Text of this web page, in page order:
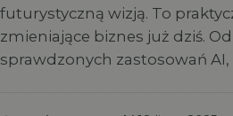
futurystyczną wizją. To
zmieniające biznes już dziś.
sprawdzonych zastosowań